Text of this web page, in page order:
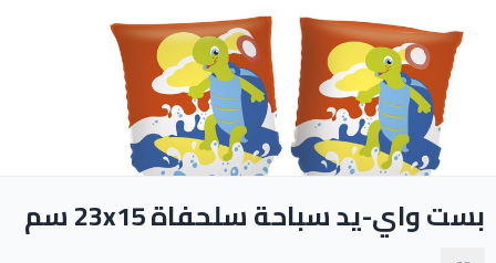
ادوات النظافة
الالعاب المائية
تواصل معنا
المقالات
بست واي-يد سباحة سلحفاة 23x15 سم